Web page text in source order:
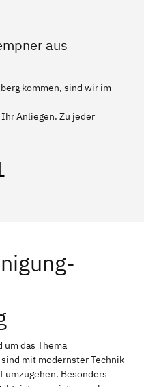
aus
kommen, sind wir im
Anliegen. Zu jeder
um das Thema
mit modernster Technik
umzugehen. Besonders